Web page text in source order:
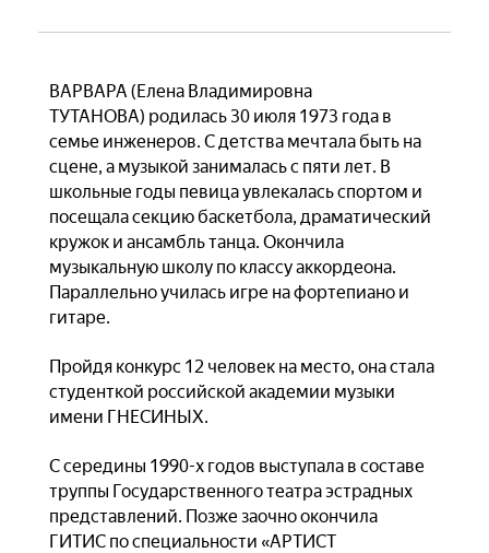
ВАРВАРА (Елена Владимировна
ТУТАНОВА) родилась 30 июля 1973 года в
семье инженеров. С детства мечтала быть на
сцене, а музыкой занималась с пяти лет. В
школьные годы певица увлекалась спортом и
посещала секцию баскетбола, драматический
кружок и ансамбль танца. Окончила
музыкальную школу по классу аккордеона.
Параллельно училась игре на фортепиано и
гитаре.
Пройдя конкурс 12 человек на место, она стала
студенткой российской академии музыки
имени ГНЕСИНЫХ.
С середины 1990-х годов выступала в составе
труппы Государственного театра эстрадных
представлений. Позже заочно окончила
ГИТИС по специальности «АРТИСТ